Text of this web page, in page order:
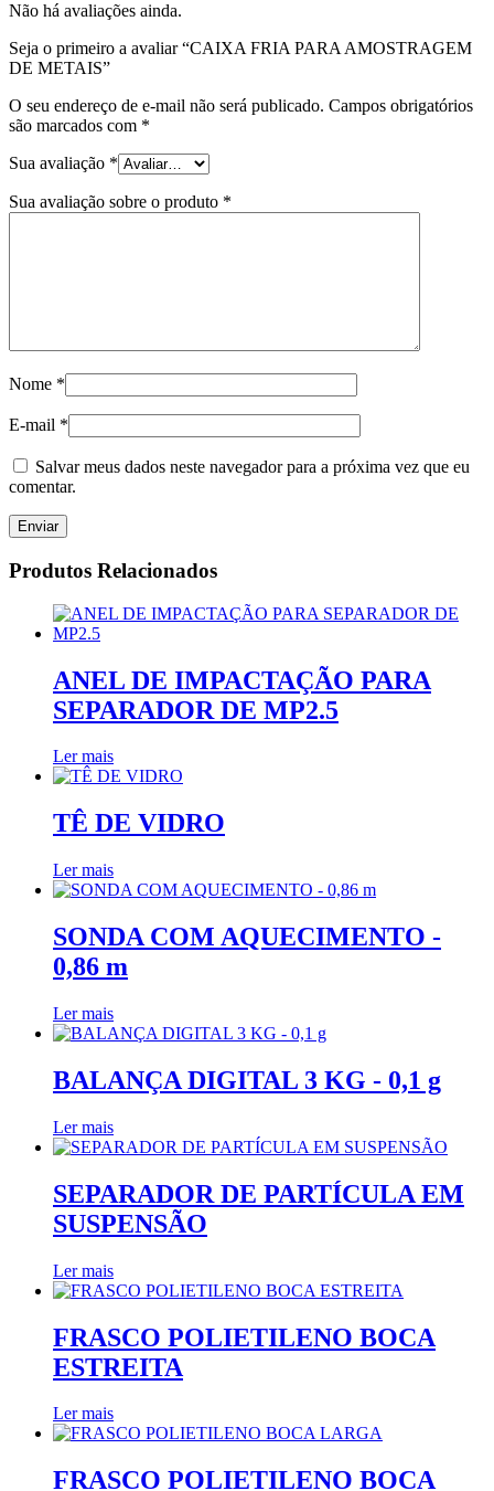
Não há avaliações ainda.
Seja o primeiro a avaliar “CAIXA FRIA PARA AMOSTRAGEM
DE METAIS”
O seu endereço de e-mail não será publicado. Campos obrigatórios
são marcados com *
Sua avaliação *
Sua avaliação sobre o produto *
Nome *
E-mail *
Salvar meus dados neste navegador para a próxima vez que eu
comentar.
Produtos Relacionados
ANEL DE IMPACTAÇÃO PARA
SEPARADOR DE MP2.5
Ler mais
TÊ DE VIDRO
Ler mais
SONDA COM AQUECIMENTO -
0,86 m
Ler mais
BALANÇA DIGITAL 3 KG - 0,1 g
Ler mais
SEPARADOR DE PARTÍCULA EM
SUSPENSÃO
Ler mais
FRASCO POLIETILENO BOCA
ESTREITA
Ler mais
FRASCO POLIETILENO BOCA